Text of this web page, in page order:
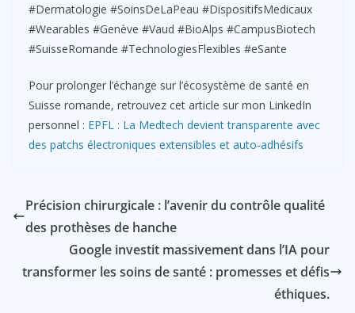
#Dermatologie #SoinsDeLaPeau #DispositifsMedicaux
#Wearables #Genève #Vaud #BioAlps #CampusBiotech
#SuisseRomande #TechnologiesFlexibles #eSante
Pour prolonger l’échange sur l’écosystème de santé en
Suisse romande, retrouvez cet article sur mon LinkedIn
personnel : EPFL : La Medtech devient transparente avec
des patchs électroniques extensibles et auto-adhésifs
Précision chirurgicale : l’avenir du contrôle qualité
des prothèses de hanche
Google investit massivement dans l’IA pour
transformer les soins de santé : promesses et défis
éthiques.